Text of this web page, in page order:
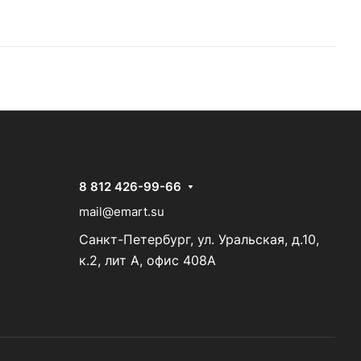
8 812 426-99-66
mail@emart.su
Санкт-Петербург, ул. Уральская, д.10,
к.2, лит А, офис 408А